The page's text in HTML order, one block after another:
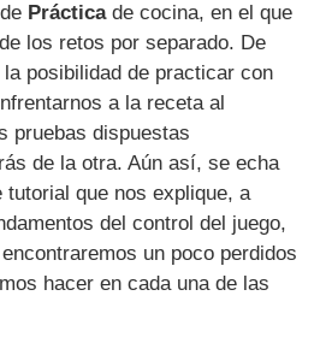
Prácticade cocina, en el que
los retos por separado. De
posibilidad de practicar con
a la receta al
pruebas dispuestas
de la otra. Aún así, se echa
tutorial que nos explique, a
del control del juego,
un poco perdidos
hacer en cada una de las